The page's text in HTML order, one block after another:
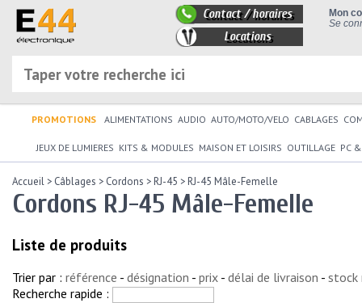
Mon
Se
Contact / horaires
Locations
PROMOTIONS ALIMENTATIONS AUDIO AUTO/MOTO/VELO CABLAGES
JEUX DE LUMIERES KITS & MODULES MAISON ET LOISIRS OUTILLAGE PC
Accueil > Câblages > Cordons >RJ-45 >RJ-45 Mâle-Femelle
Cordons RJ-45 Mâle-Femelle
Liste de produits
Trier par : référence - désignation - prix - délai de livraison - stock
Recherche rapide :